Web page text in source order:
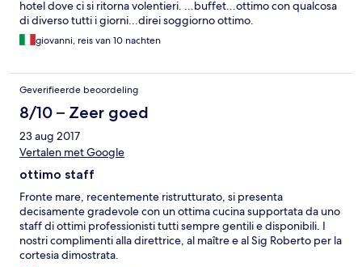
hotel dove ci si ritorna volentieri. ...buffet...ottimo con qualcosa
di diverso tutti i giorni...direi soggiorno ottimo.
giovanni, reis van 10 nachten
Geverifieerde beoordeling
8/10 – Zeer goed
23 aug 2017
Vertalen met Google
ottimo staff
Fronte mare, recentemente ristrutturato, si presenta
decisamente gradevole con un ottima cucina supportata da uno
staff di ottimi professionisti tutti sempre gentili e disponibili. I
nostri complimenti alla direttrice, al maître e al Sig Roberto per la
cortesia dimostrata.